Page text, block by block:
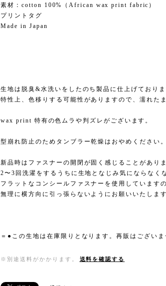
素材：cotton 100%（African wax print fabric）
プリントタグ
Made in Japan
生地は脱臭&水洗いをしたのち製品に仕上げておりま
特性上、色移りする可能性がありますので、濡れた
wax print 特有の色ムラや判ズレがございます。
型崩れ防止のためタンブラー乾燥はおやめください。
新品時はファスナーの開閉が固く感じることがありま
2〜3回洗濯をするうちに生地となじみ気にならなく
フラットなコンシールファスナーを使用していますの
無理に横方向に引っ張らないようにお願いいたします
＝●この生地は在庫限りとなります。再販はございま
※別途送料がかかります。 送料を確認する